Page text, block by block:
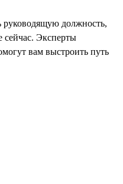
руководящую должность,
сейчас. Эксперты
вам выстроить путь